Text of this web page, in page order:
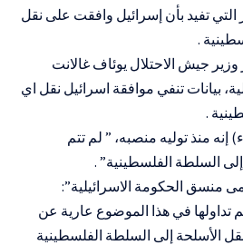
تفيد بأن إسرائيل وافقت على نقل
.
جيش الاحتلال يوئاف غالانت
بيانات تنفي موافقة اسرائيل نقل اي
.
إنه منذ توليه منصبه، ” لم تتم
السلطة الفلسطينية” .
منسق الحكومة الاسرائيلية”:
تداولها في هذا الموضوع عارية عن
الأسلحة إلى السلطة الفلسطينية